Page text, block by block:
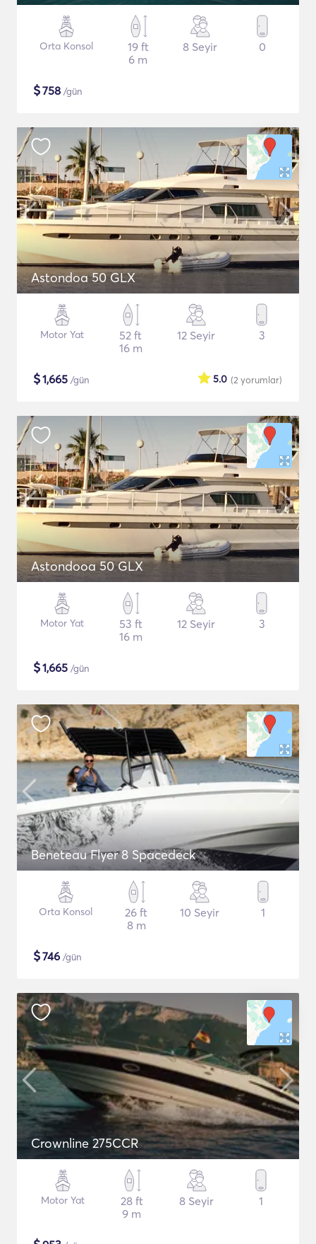
Orta Konsol
19 ft
6 m
8 Seyir 0
$758 /gün
Astondoa 50 GLX
Motor Yat
52 ft
16 m
12 Seyir 3
$1,665 /gün (2 yorumlar)
5.0
Astondooa 50 GLX
Motor Yat
53 ft
16 m
12 Seyir 3
$1,665 /gün
Beneteau Flyer 8 Spacedeck
Orta Konsol
26 ft
8 m
10 Seyir 1
$746 /gün
Crownline 275CCR
Motor Yat
28 ft
9 m
8 Seyir 1